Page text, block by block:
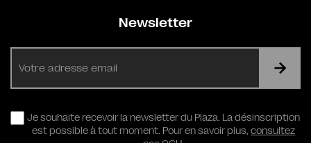
Newsletter
RGPD
Je souhaite recevoir la newsletter du Plaza. La désinscription
est possible à tout moment. Pour en savoir plus,consultez